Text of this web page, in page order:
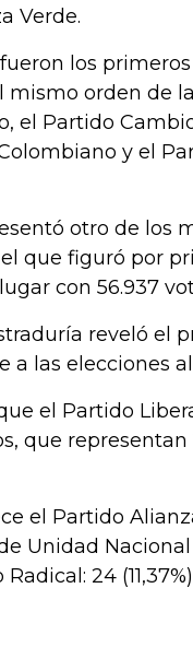
Verde.
los
orden de
el Partido
y el
otro de los
que figuró por
con 56.937
reveló el
a las elecciones
el Partido
que
el Partido Alianza
Unidad
24